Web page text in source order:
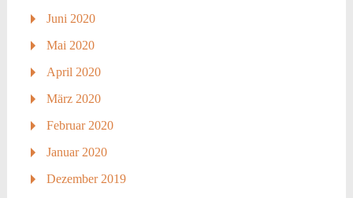
Juni 2020
Mai 2020
April 2020
März 2020
Februar 2020
Januar 2020
Dezember 2019